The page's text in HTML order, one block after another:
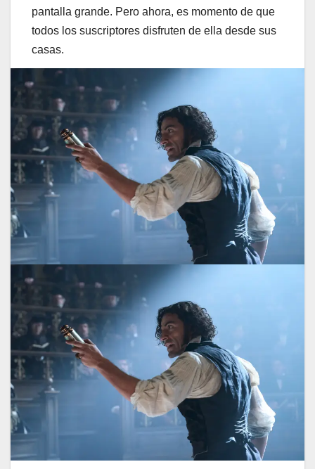
pantalla grande. Pero ahora, es momento de que
todos los suscriptores disfruten de ella desde sus
casas.